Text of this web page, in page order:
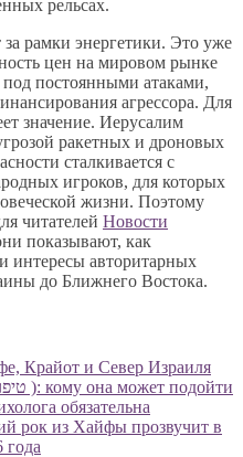
рельсах.
рамки энергетики. Это уже
цен на мировом рынке
постоянными атаками,
агрессора. Для
значение. Иерусалим
ракетных и дроновых
сталкивается с
игроков, для которых
жизни. Поэтому
читателей Новости
показывают, как
интересы авторитарных
до Ближнего Востока.
Крайот и Север Израиля
обязательна
рок из Хайфы прозвучит в
года